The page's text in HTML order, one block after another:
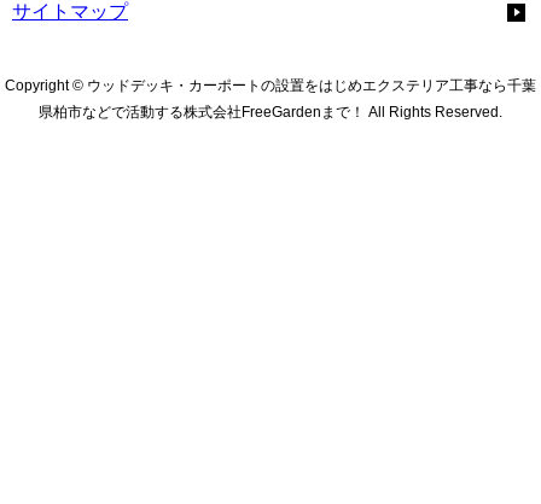
サイトマップ
Copyright © ウッドデッキ・カーポートの設置をはじめエクステリア工事なら千葉
県柏市などで活動する株式会社FreeGardenまで！ All Rights Reserved.